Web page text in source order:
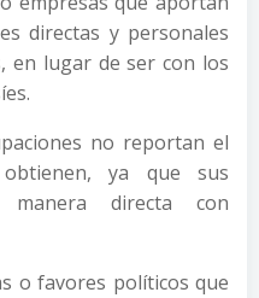
directas y personales
en lugar de ser con los
no reportan el
ya que sus
manera directa con
o favores políticos que